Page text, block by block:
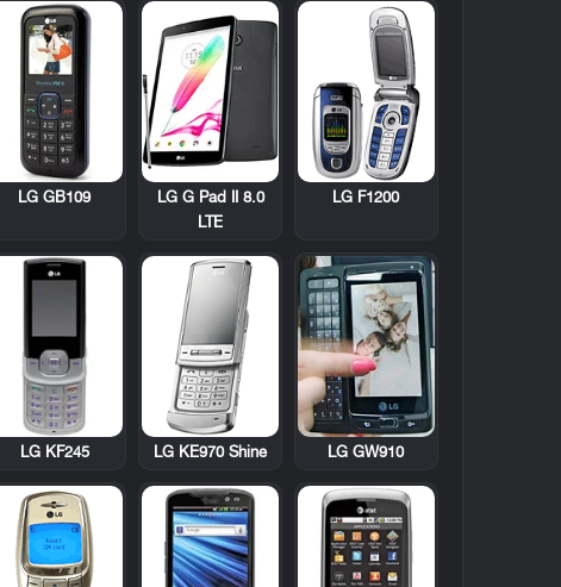
LG F1200
LG G Pad II 8.0
LTE
LG GB109
LG GW910
LG KE970 Shine
LG KF245